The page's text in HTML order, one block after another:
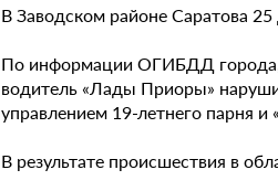
В Заводском районе Саратова
По информации ОГИБДД города,
водитель «Лады Приоры»
управлением 19-летнего парня
В результате происшествия в